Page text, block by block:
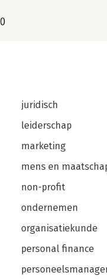
juridisch
leiderschap
marketing
mens en
non-profit
ondernemen
organisatiekunde
personal finance